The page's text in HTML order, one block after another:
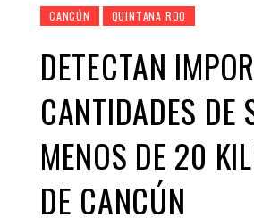
CANCÚN QUINTANA ROO
DETECTAN
CANTIDADES DE
MENOS DE 20
DE CANCÚN